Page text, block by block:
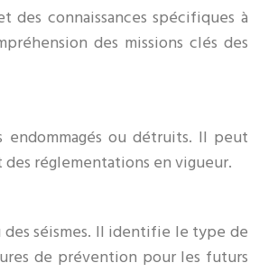
connaissances spécifiques à
des missions clés des
endommagés ou détruits. Il peut
réglementations en vigueur.
séismes. Il identifie le type de
de prévention pour les futurs